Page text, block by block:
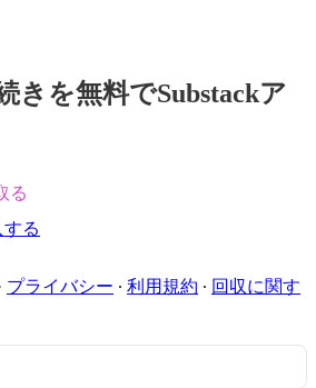
きを無料でSubstackア
る
る
プライバシー ∙ 利用規約 ∙ 回収に関す